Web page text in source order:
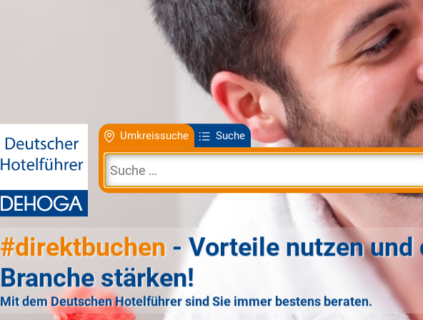
Umkreissuche Suche
#direktbuchen - Vorteile nutzen und
Branche stärken!
Mit dem Deutschen Hotelführer sind Sie immer bestens beraten.